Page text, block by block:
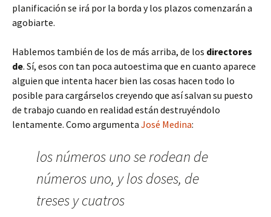
planificación se irá por la borda y los plazos comenzarán a
agobiarte.
Hablemos también de los de más arriba, de los directores
de. Sí, esos con tan poca autoestima que en cuanto aparece
alguien que intenta hacer bien las cosas hacen todo lo
posible para cargárselos creyendo que así salvan su puesto
de trabajo cuando en realidad están destruyéndolo
lentamente. Como argumenta José Medina:
los números uno se rodean de
números uno, y los doses, de
treses y cuatros